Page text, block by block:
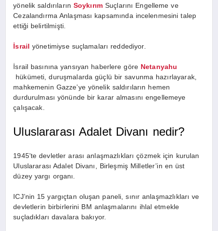
yönelik saldırıların Soykırım Suçlarını Engelleme ve
Cezalandırma Anlaşması kapsamında incelenmesini talep
ettiği belirtilmişti.
İsrail yönetimiyse suçlamaları reddediyor.
İsrail basınına yansıyan haberlere göre Netanyahu
hükümeti, duruşmalarda güçlü bir savunma hazırlayarak,
mahkemenin Gazze’ye yönelik saldırıların hemen
durdurulması yönünde bir karar almasını engellemeye
çalışacak.
Uluslararası Adalet Divanı nedir?
1945’te devletler arası anlaşmazlıkları çözmek için kurulan
Uluslararası Adalet Divanı, Birleşmiş Milletler’in en üst
düzey yargı organı.
ICJ’nin 15 yargıçtan oluşan paneli, sınır anlaşmazlıkları ve
devletlerin birbirlerini BM anlaşmalarını ihlal etmekle
suçladıkları davalara bakıyor.